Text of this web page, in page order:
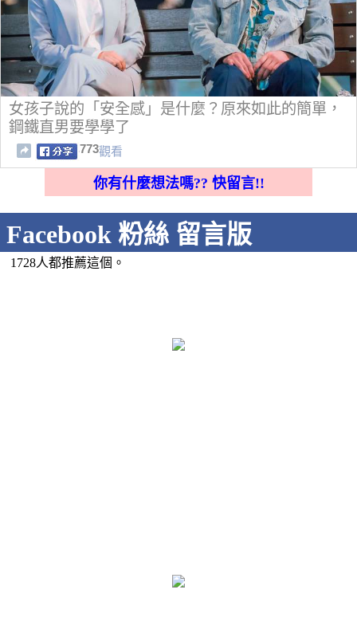
女孩子說的「安全感」是什麼？原來如此的簡單，
鋼鐵直男要學學了
773觀看
你有什麼想法嗎?? 快留言!!
Facebook 粉絲 留言版
1728人都推薦這個。